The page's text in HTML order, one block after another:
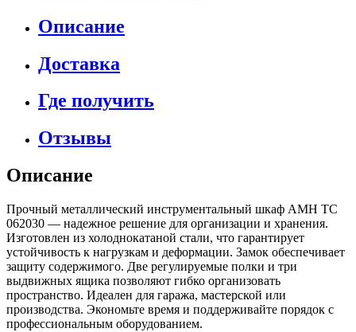
Описание
Доставка
Где получить
Отзывы
Описание
Прочный металлический инструментальный шкаф АМН ТС
062030 — надежное решение для организации и хранения.
Изготовлен из холоднокатаной стали, что гарантирует
устойчивость к нагрузкам и деформации. Замок обеспечивает
защиту содержимого. Две регулируемые полки и три
выдвижных ящика позволяют гибко организовать
пространство. Идеален для гаража, мастерской или
производства. Экономьте время и поддерживайте порядок с
профессиональным оборудованием.